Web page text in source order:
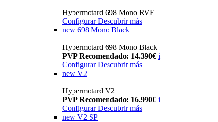
Hypermotard 698 Mono RVE
Configurar Descubrir más
new 698 Mono Black
Hypermotard 698 Mono Black
PVP Recomendado: 14.390€ i
Configurar Descubrir más
new V2
Hypermotard V2
PVP Recomendado: 16.990€ i
Configurar Descubrir más
new V2 SP